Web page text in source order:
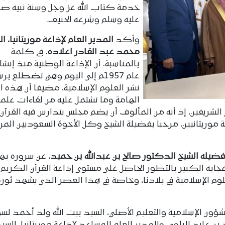
خدمة كتاب الله عز وجل وسنة نبيه
عليه وسلم وشرعه الحنيف.
وأكد المدير العام لإذاعة موريتانيا،
محمد عبد القادر اعلاده، في كلمة
بالمناسبة، أن الإذاعة الوطنية منذ
عام 1957م إلى اليوم وهي تضطلع
نشر العلوم الإسلامية، مضيفا أن هذه
الهامة وما تشتمل عليه من لقاءات
الشريفين، إذ أنه من المألوف أن يضم مجلس يتدارس فيه
مرحبا بفضيلة الشيخ وكل الأخوة السعوديين
الشيخ الدكتور صالح بن عبدالله بن حميد، عن سروره
الكبير بالتطور الحاصل على مستوى إذاعة القرآن
الإسلامية في بلادنا، وخاصة في هذا العصر الذي يشهد
الإسلامية والتعليم الأصلي، السيد بيت الله ولد أحمد